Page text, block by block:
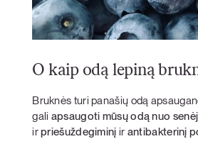
O kaip odą lepiną
Bruknės turi panašių odą
gali apsaugoti mūsų odą nuo
irpriešuždegiminį ir antibakterinį